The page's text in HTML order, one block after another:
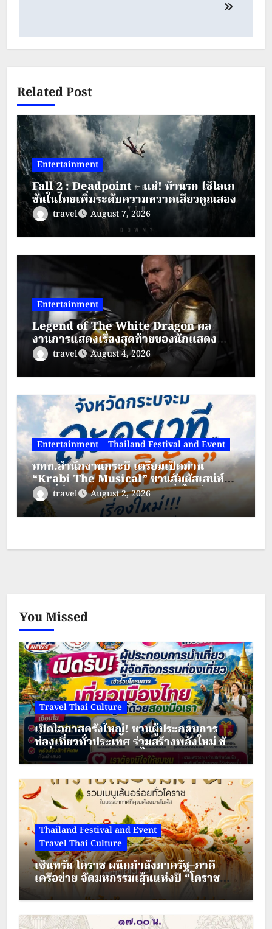
Related Post
Entertainment
Fall 2 : Deadpoint – แส่! ท้านรก ใช้โลเก
ชันในไทยเพิ่มระดับความหวาดเสียวคูณสอง
travel August 7, 2026
Entertainment
Legend of The White Dragon ผล
งานการแสดงเรื่องสุดท้ายของนักแสดง
ระดับตำนาน “เจสัน เดวิด แฟรงค์”
travel August 4, 2026
Entertainment Thailand Festival and Event
ททท.สำนักงานกระบี่ เตรียมเปิดม่าน
“Krabi The Musical” ชวนสัมผัสเสน่ห์
กระบี่ผ่านละครเวทีมิวสิคัลสุดยิ่งใหญ่
travel August 2, 2026
You Missed
Travel Thai Culture
เปิดโอกาสครั้งใหญ่! ชวนผู้ประกอบการ
ท่องเที่ยวทั่วประเทศ ร่วมสร้างพลังใหม่ ขับ
เคลื่อนเศรษฐกิจชุมชนไทย
Thailand Festival and Event
Travel Thai Culture
เซ็นทรัล โคราช ผนึกกำลังภาครัฐ–ภาคี
เครือข่าย จัดมหกรรมเส้นแห่งปี “โคราช
เมืองมีเส้น” ดัน “ผัดหมี่ดัง–ขนมจีนแซ่บ” สู่
Soft Power เมืองย่าโม